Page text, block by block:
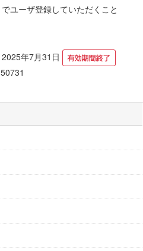
でユーザ登録していただくこと
年7月31日